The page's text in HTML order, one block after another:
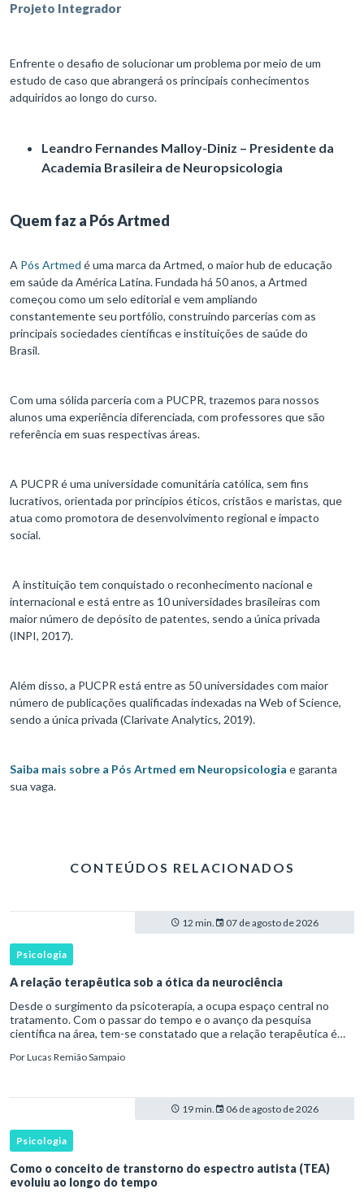
Projeto Integrador
Enfrente o desafio de solucionar um problema por meio de um
estudo de caso que abrangerá os principais conhecimentos
adquiridos ao longo do curso.
Leandro Fernandes Malloy-Diniz – Presidente da
Academia Brasileira de Neuropsicologia
Quem faz a Pós Artmed
A Pós Artmed é uma marca da Artmed, o maior hub de educação
em saúde da América Latina. Fundada há 50 anos, a Artmed
começou como um selo editorial e vem ampliando
constantemente seu portfólio, construindo parcerias com as
principais sociedades científicas e instituições de saúde do
Brasil.
Com uma sólida parceria com a PUCPR, trazemos para nossos
alunos uma experiência diferenciada, com professores que são
referência em suas respectivas áreas.
A PUCPR é uma universidade comunitária católica, sem fins
lucrativos, orientada por princípios éticos, cristãos e maristas, que
atua como promotora de desenvolvimento regional e impacto
social.
A instituição tem conquistado o reconhecimento nacional e
internacional e está entre as 10 universidades brasileiras com
maior número de depósito de patentes, sendo a única privada
(INPI, 2017).
Além disso, a PUCPR está entre as 50 universidades com maior
número de publicações qualificadas indexadas na Web of Science,
sendo a única privada (Clarivate Analytics, 2019).
Saiba mais sobre a Pós Artmed em Neuropsicologia e garanta
sua vaga.
CONTEÚDOS RELACIONADOS
12 min. 07 de agosto de 2026
Psicologia
A relação terapêutica sob a ótica da neurociência
Desde o surgimento da psicoterapia, a ocupa espaço central no
tratamento. Com o passar do tempo e o avanço da pesquisa
científica na área, tem-se constatado que a relação terapêutica é
PorLucas Remião Sampaio
19 min. 06 de agosto de 2026
Psicologia
Como o conceito de transtorno do espectro autista (TEA)
evoluiu ao longo do tempo